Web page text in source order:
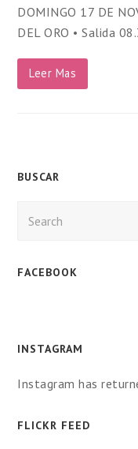
DOMINGO 17 DE
DEL ORO • Salida
Leer Mas
BUSCAR
FACEBOOK
INSTAGRAM
Instagram has
FLICKR FEED